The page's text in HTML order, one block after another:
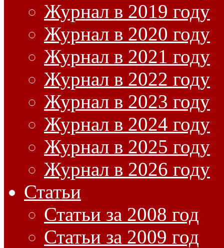
Журнал в 2019 году
Журнал в 2020 году
Журнал в 2021 году
Журнал в 2022 году
Журнал в 2023 году
Журнал в 2024 году
Журнал в 2025 году
Журнал в 2026 году
Статьи
Статьи за 2008 год
Статьи за 2009 год